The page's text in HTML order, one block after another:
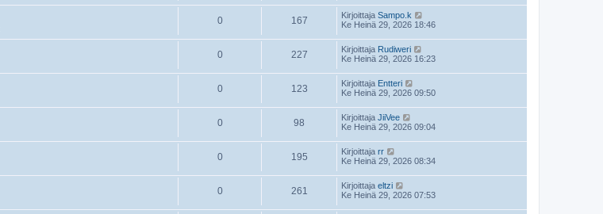
0 167 Kirjoittaja Sampo.k
Ke Heinä 29, 2026 18:46
0 227 Kirjoittaja Rudiweri
Ke Heinä 29, 2026 16:23
0 123 Kirjoittaja Entteri
Ke Heinä 29, 2026 09:50
0 98 Kirjoittaja JiiVee
Ke Heinä 29, 2026 09:04
0 195 Kirjoittaja rr
Ke Heinä 29, 2026 08:34
0 261 Kirjoittaja eltzi
Ke Heinä 29, 2026 07:53